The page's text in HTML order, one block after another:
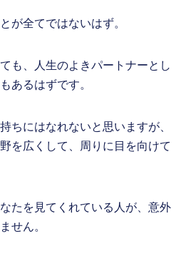
が全てではないはず。
も、人生のよきパートナーとし
あるはずです。
ちにはなれないと思いますが、
を広くして、周りに目を向けて
たを見てくれている人が、意外
せん。